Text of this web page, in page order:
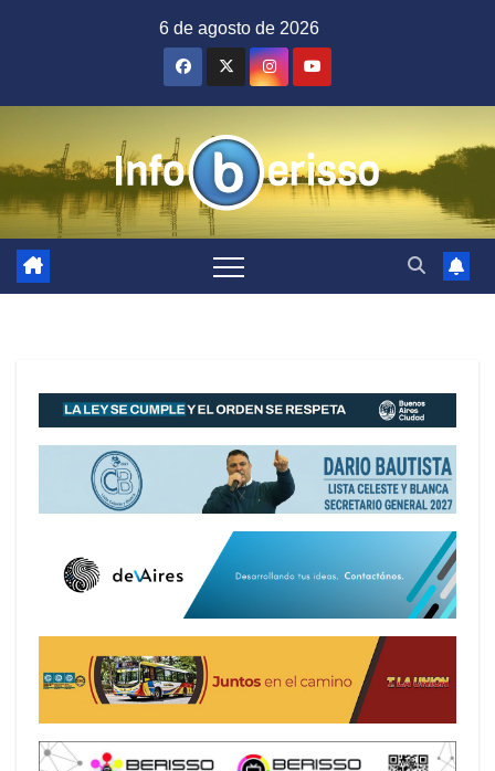
6 de agosto de 2026